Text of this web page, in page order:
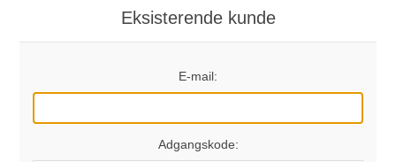
Eksisterende kunde
E-mail:
Adgangskode: